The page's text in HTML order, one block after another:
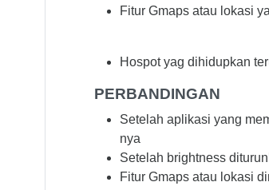
Fitur Gmaps atau lokasi
Hospot yag dihidupkan
PERBANDINGAN
Setelah aplikasi yang
nya
Setelah brightness
Fitur Gmaps atau lokasi